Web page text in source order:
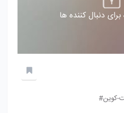
دنبال کننده ها
کوین#